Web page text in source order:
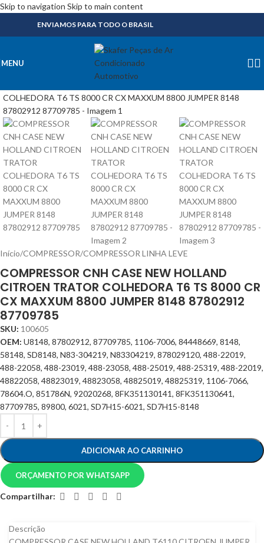
Skip to navigation Skip to main content
ENVIAMOS PARA TODO O BRASIL
MENU
Início/COMPRESSOR/COMPRESSOR LINHA LEVE
COMPRESSOR CNH CASE NEW HOLLAND
CITROEN TRATOR COLHEDORA T6 TS 8000 CR
CX MAXXUM 8800 JUMPER 8148 87802912
87709785
SKU: 100605
OEM: U8148, 87802912, 87709785, 1106-7006, 84448669, 8148,
58148, SD8148, N83-304219, N83304219, 878029120, 488-22019,
488-22058, 488-23019, 488-23058, 488-25019, 488-25319, 488-22019,
48822058, 48823019, 48823058, 48825019, 48825319, 1106-7066,
78604.O, 851786N, 92020268, 8FK351130141, 8FK351130641,
87709785, 89800, 6021, SD7H15-6021, SD7H15-8148
ADICIONAR AO CARRINHO
ORÇAMENTO POR WHATSAPP
Compartilhar:
Descrição